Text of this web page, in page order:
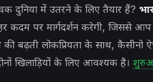
दुनिया में उतरने के लिए तैयार हैं?
कदम पर मार्गदर्शन करेगी, जिससे
बढ़ती लोकप्रियता के साथ, कैसीनो
खिलाड़ियों के लिए आवश्यक है।